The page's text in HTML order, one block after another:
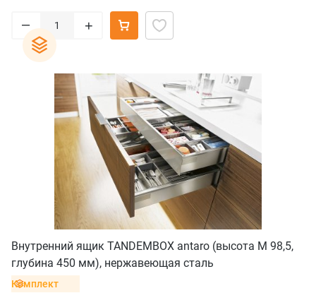
– +
Внутренний ящик TANDEMBOX antaro (высота М 98,5,
глубина 450 мм), нержавеющая сталь
Комплект